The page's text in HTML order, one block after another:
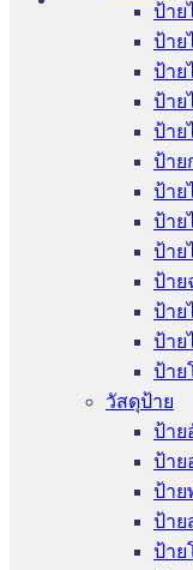
ป้าย
ป้าย
ป้าย
ป้าย
ป้าย
ป้าย
ป้าย
ป้าย
ป้าย
ป้าย
ป้าย
ป้าย
ป้าย
วัสดุป้าย
ป้าย
ป้าย
ป้าย
ป้าย
ป้าย